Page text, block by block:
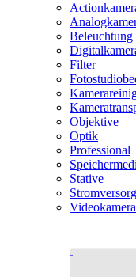
Beleuchtung
Filter
Objektive
Optik
Professional
Stative